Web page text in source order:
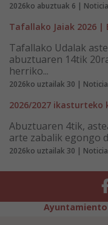
2026ko abuztuak 6 |
Tafallako Jaiak 2026 |
Tafallako Udalak
abuztuaren 14tik
herriko...
2026ko uztailak 30 |
2026/2027 ikasturteko
Abuztuaren 4tik,
arte zabalik egongo
2026ko uztailak 30 |